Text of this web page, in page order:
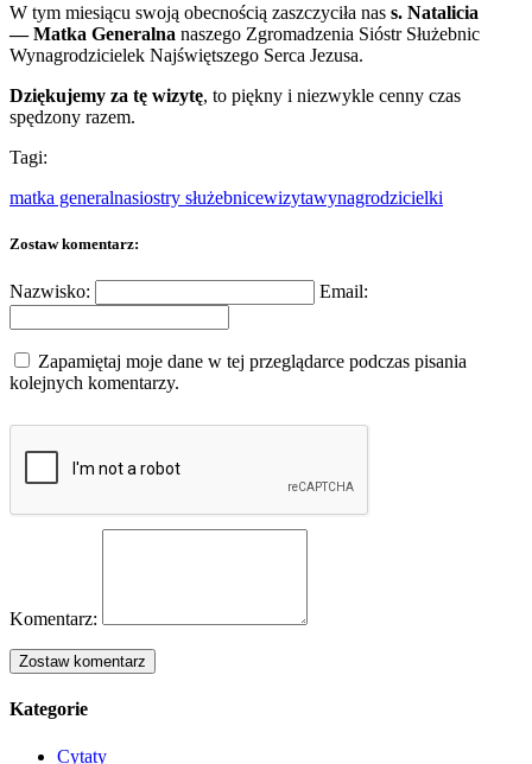
W tym miesiącu swoją obecnością zaszczyciła nas s. Natalicia
— Matka Generalna naszego Zgromadzenia Sióstr Służebnic
Wynagrodzicielek Najświętszego Serca Jezusa.
Dziękujemy za tę wizytę, to piękny i niezwykle cenny czas
spędzony razem.
Tagi:
matka generalnasiostry służebnicewizytawynagrodzicielki
Zostaw komentarz:
Nazwisko: Email:
Zapamiętaj moje dane w tej przeglądarce podczas pisania
kolejnych komentarzy.
Komentarz:
Kategorie
Cytaty